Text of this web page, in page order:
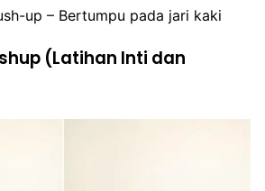
up – Bertumpu pada jari kaki
(Latihan Inti dan